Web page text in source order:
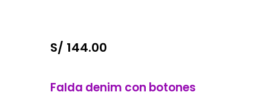
S/ 144.00
Falda denim con botones